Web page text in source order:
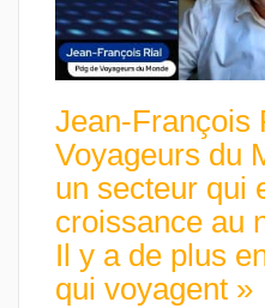
Jean-François
Voyageurs du
un secteur qui
croissance au
Il y a de plus
qui voyagent »